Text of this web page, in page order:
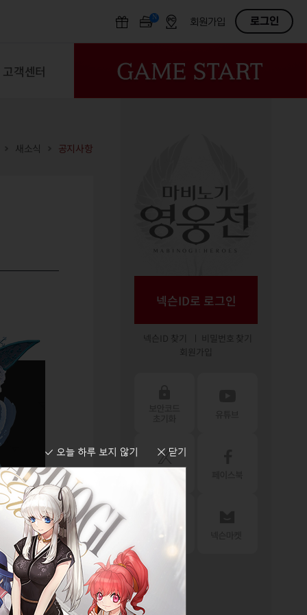
N OFF회원가입 로그인
고객센터
새소식 공지사항
넥슨ID로 로그인
넥슨ID 찾기
비밀번호 찾기
회원가입